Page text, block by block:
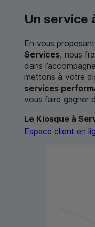
Un service
En vous
Services, nous
dans
mettons à votre
services
vous faire gagner
Le Kiosque à
Espace client en